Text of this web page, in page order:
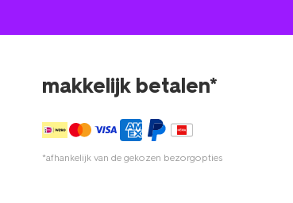
makkelijk betalen*
*afhankelijk van de gekozen bezorgopties